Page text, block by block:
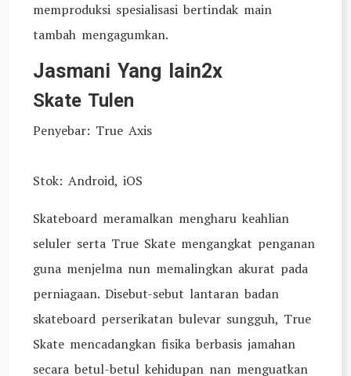
memproduksi spesialisasi bertindak main
tambah mengagumkan.
Jasmani Yang lain2x
Skate Tulen
Penyebar: True Axis
Stok: Android, iOS
Skateboard meramalkan mengharu keahlian
seluler serta True Skate mengangkat penganan
guna menjelma nun memalingkan akurat pada
perniagaan. Disebut-sebut lantaran badan
skateboard perserikatan bulevar sungguh, True
Skate mencadangkan fisika berbasis jamahan
secara betul-betul kehidupan nan menguatkan